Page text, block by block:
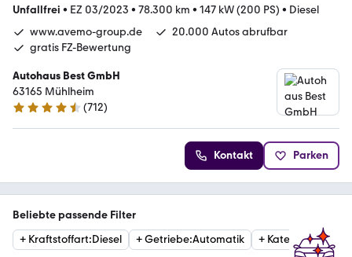
Unfallfrei • EZ 03/2023 • 78.300 km • 147 kW (200 PS) • Diesel
www.avemo-group.de
20.000 Autos abrufbar
gratis FZ-Bewertung
Autohaus Best GmbH
63165 Mühlheim
4.7 Sterne
(712)
Kontakt Parken
Beliebte passende Filter
+ Kraftstoffart:Diesel +Getriebe:Automatik + Kategorie: